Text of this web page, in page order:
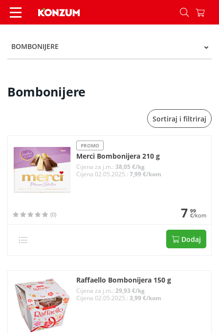
Bombonijere - Kategorije - Konzum
BOMBONIJERE
Bombonijere
Sortiraj i filtriraj
PROMO
Merci Bombonijera 210 g
Cijena za j.m.: 38,05 €/kg
Cijena 02.05.2025.: 7,99 €/kom
(0) 7 99
€/kom
Dodaj
Raffaello Bombonijera 150 g
Cijena za j.m.: 29,93 €/kg
Cijena 02.05.2025.: 3,99 €/kom